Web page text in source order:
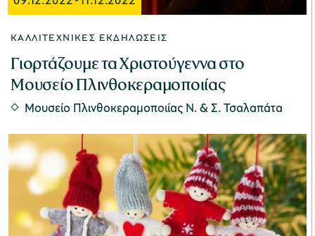
ΚΑΛΛΙΤΕΧΝΙΚΈΣ ΕΚΔΗΛΏΣΕΙΣ
Γιορτάζουμε τα Χριστούγεννα στο
Μουσείο Πλινθοκεραμοποιίας
Μουσείο Πλινθοκεραμοποιίας N. & Σ. Τσαλαπάτα